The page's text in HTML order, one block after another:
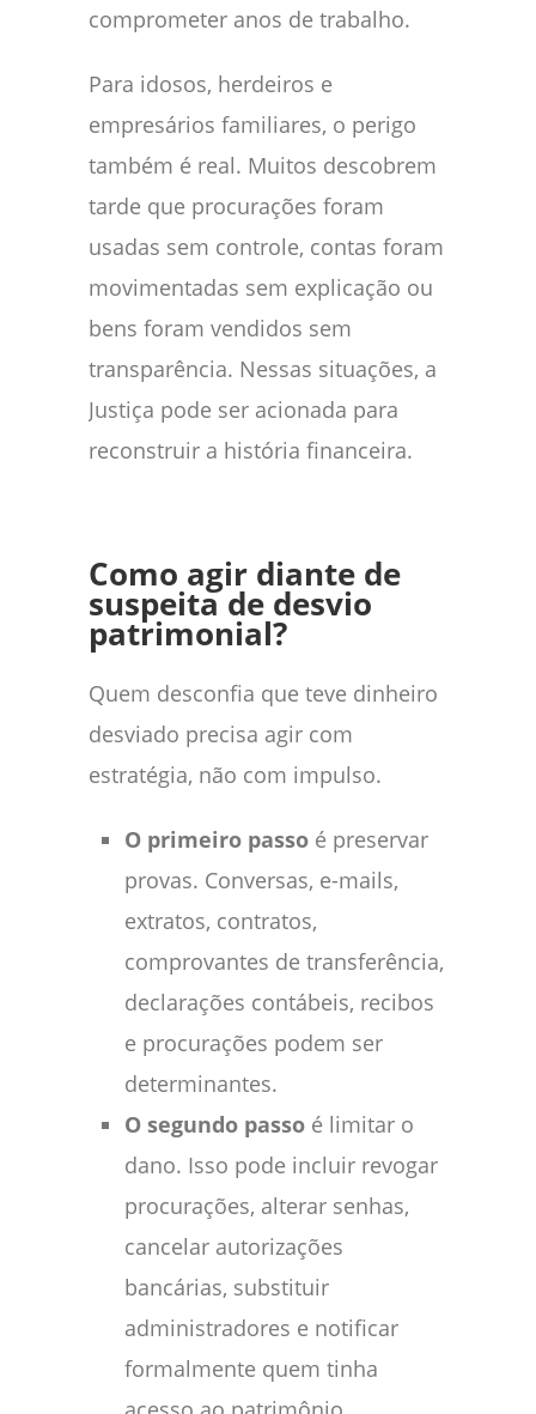
comprometer anos de trabalho.
Para idosos, herdeiros e
empresários familiares, o perigo
também é real. Muitos descobrem
tarde que procurações foram
usadas sem controle, contas foram
movimentadas sem explicação ou
bens foram vendidos sem
transparência. Nessas situações, a
Justiça pode ser acionada para
reconstruir a história financeira.
Como agir diante de
suspeita de desvio
patrimonial?
Quem desconfia que teve dinheiro
desviado precisa agir com
estratégia, não com impulso.
O primeiro passo é preservar
provas. Conversas, e-mails,
extratos, contratos,
comprovantes de transferência,
declarações contábeis, recibos
e procurações podem ser
determinantes.
O segundo passo é limitar o
dano. Isso pode incluir revogar
procurações, alterar senhas,
cancelar autorizações
bancárias, substituir
administradores e notificar
formalmente quem tinha